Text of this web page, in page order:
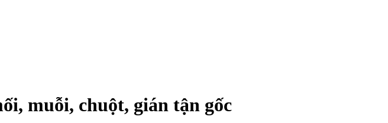
muỗi, chuột, gián tận gốc